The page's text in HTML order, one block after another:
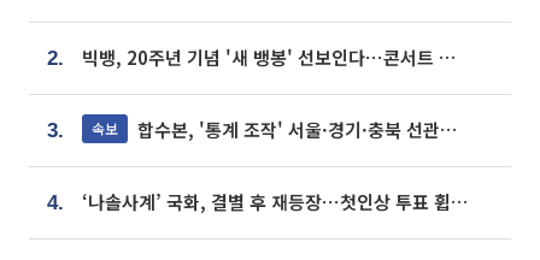
2. 빅뱅, 20주년 기념 '새 뱅봉' 선보인다⋯콘서트 앞두고 팝업 개최
3. 속보 합수본, '통계 조작' 서울·경기·충북 선관위 등 추가 압수수색
4. ‘나솔사계’ 국화, 결별 후 재등장⋯첫인상 투표 휩쓸고 ‘인기녀’ 등극